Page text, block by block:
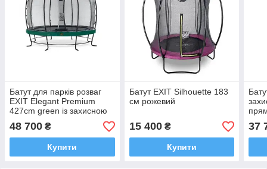
Батут для парків розваг
EXIT Elegant Premium
427cm green із захисною
сіткою стандарт
(Нідерланди)
48 700 ₴
Купити
Батут EXIT Silhouette 183
см рожевий
15 400₴
Купити
37